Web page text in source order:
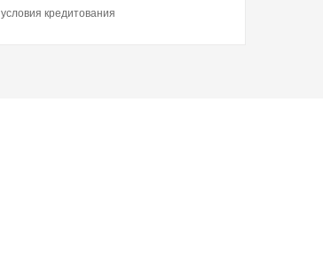
условия кредитования